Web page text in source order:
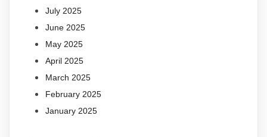
July 2025
June 2025
May 2025
April 2025
March 2025
February 2025
January 2025